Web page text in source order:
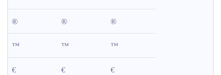
® ® ®
™ ™ ™
€ € €